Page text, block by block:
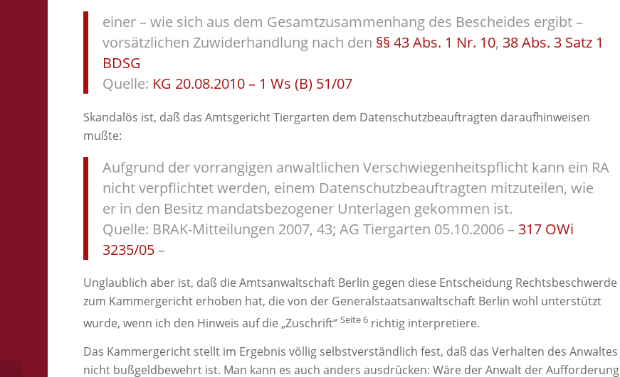
einer – wie sich aus dem Gesamtzusammenhang des Bescheides ergibt –
vorsätzlichen Zuwiderhandlung nach den §§ 43 Abs. 1 Nr. 10, 38 Abs. 3 Satz 1
BDSG
Quelle: KG 20.08.2010 – 1 Ws (B) 51/07
Skandalös ist, daß das Amtsgericht Tiergarten dem Datenschutzbeauftragten daraufhinweisen
mußte:
Aufgrund der vorrangigen anwaltlichen Verschwiegenheitspflicht kann ein RA
nicht verpflichtet werden, einem Datenschutzbeauftragten mitzuteilen, wie
er in den Besitz mandatsbezogener Unterlagen gekommen ist.
Quelle: BRAK-Mitteilungen 2007, 43; AG Tiergarten 05.10.2006 – 317 OWi
3235/05 –
Unglaublich aber ist, daß die Amtsanwaltschaft Berlin gegen diese Entscheidung Rechtsbeschwerde
zum Kammergericht erhoben hat, die von der Generalstaatsanwaltschaft Berlin wohl unterstützt
wurde, wenn ich den Hinweis auf die „Zuschrift“Seite 6 richtig interpretiere.
Das Kammergericht stellt im Ergebnis völlig selbstverständlich fest, daß das Verhalten des Anwaltes
nicht bußgeldbewehrt ist. Man kann es auch anders ausdrücken: Wäre der Anwalt der Aufforderung